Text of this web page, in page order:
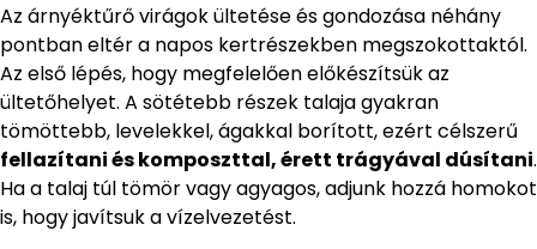
Az árnyéktűrő virágok ültetése és gondozása néhány
pontban eltér a napos kertrészekben megszokottaktól.
Az első lépés, hogy megfelelően előkészítsük az
ültetőhelyet. A sötétebb részek talaja gyakran
tömöttebb, levelekkel, ágakkal borított, ezért célszerű
fellazítani és komposzttal, érett trágyával dúsítani.
Ha a talaj túl tömör vagy agyagos, adjunk hozzá homokot
is, hogy javítsuk a vízelvezetést.